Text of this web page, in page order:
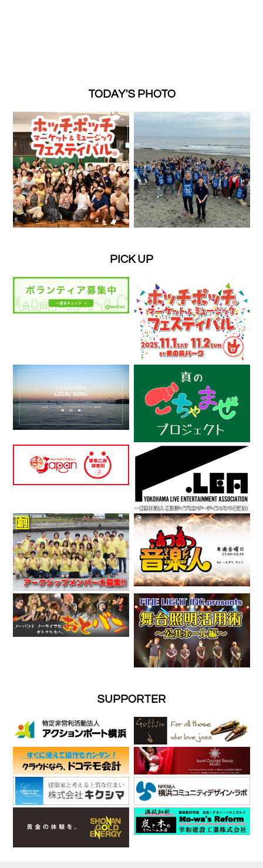
TODAY'S PHOTO
PICK UP
SUPPORTER